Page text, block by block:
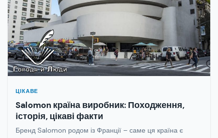
ЦІКАВЕ
Salomon країна виробник: Походження,
історія, цікаві факти
Бренд Salomon родом із Франції – саме ця країна є